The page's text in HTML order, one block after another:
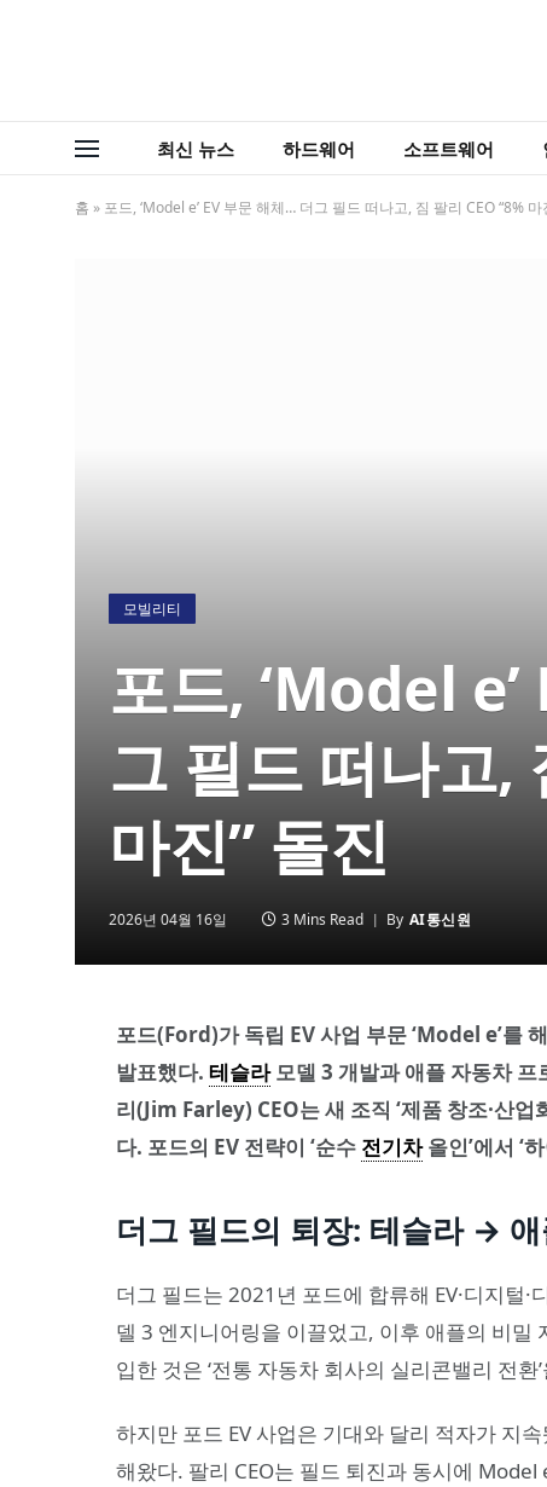
최신 뉴스 하드웨어 소프트웨어
홈 » 포드, ‘Model e’ EV 부문 해체… 더그 필드 떠나고, 짐 팔리 CEO “8% 마
모빌리티
포드, ‘Model
그 필드 떠나고,
마진” 돌진
2026년 04월 16일 3 Mins Read By AI통신원
포드(Ford)가 독립 EV 사업 부문 ‘Model e’를
발표했다.테슬라모델 3 개발과 애플 자동차 프
리(Jim Farley) CEO는 새 조직 ‘제품 창조·산
다. 포드의 EV 전략이 ‘순수 전기차올인’에서 ‘
더그 필드의 퇴장: 테슬라 →
더그 필드는 2021년 포드에 합류해 EV·디지털
델 3 엔지니어링을 이끌었고, 이후 애플의 비밀
입한 것은 ‘전통 자동차 회사의 실리콘밸리 전환
하지만 포드 EV 사업은 기대와 달리 적자가 지
해왔다. 팔리 CEO는 필드 퇴진과 동시에 Model